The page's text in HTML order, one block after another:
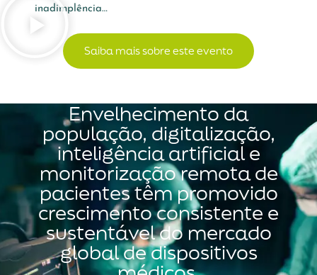
inadimplência…
Saiba mais sobre este evento
Envelhecimento da
população, digitalização,
inteligência artificial e
monitorização remota de
pacientes têm promovido
crescimento consistente e
sustentável do mercado
global de dispositivos